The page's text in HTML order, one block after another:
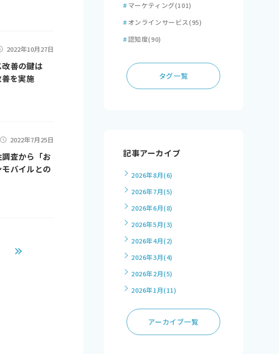
2022年10月27日
善の鍵は
を実施
2022年7月25日
査から「お
バイルとの
# マーケティング(101)
# オンラインサービス(95)
#認知度(90)
タグ一覧
記事アーカイブ
2026年8月(6)
2026年7月(5)
2026年6月(8)
2026年5月(3)
2026年4月(2)
2026年3月(4)
2026年2月(5)
2026年1月(11)
アーカイブ一覧